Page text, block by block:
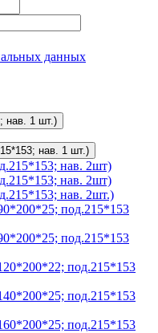
данных
нав. 1 шт.)
нав. 1 шт.)
нав. 2шт)
нав. 2шт)
нав. 2шт.)
под.215*153
под.215*153
под.215*153
под.215*153
под.215*153